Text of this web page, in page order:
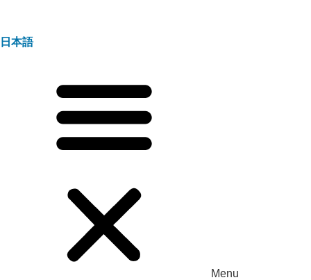
日本語
Menu